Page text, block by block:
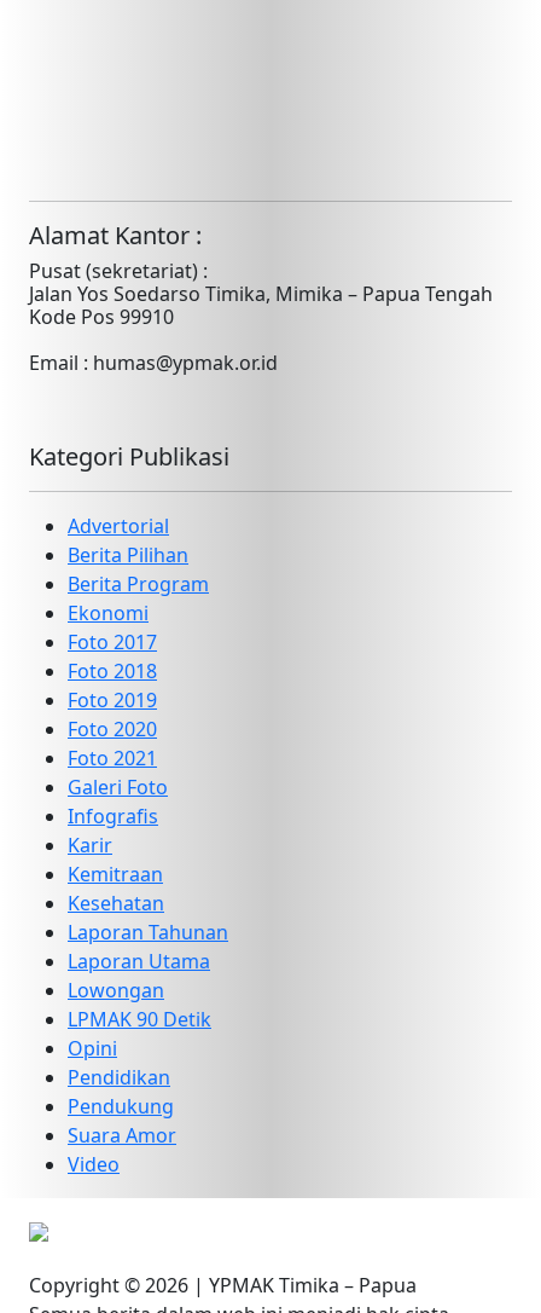
Alamat Kantor :
Pusat (sekretariat) :
Jalan Yos Soedarso Timika, Mimika – Papua Tengah
Kode Pos 99910
Email : humas@ypmak.or.id
Kategori Publikasi
Advertorial
Berita Pilihan
Berita Program
Ekonomi
Foto 2017
Foto 2018
Foto 2019
Foto 2020
Foto 2021
Galeri Foto
Infografis
Karir
Kemitraan
Kesehatan
Laporan Tahunan
Laporan Utama
Lowongan
LPMAK 90 Detik
Opini
Pendidikan
Pendukung
Suara Amor
Video
Copyright © 2026 | YPMAK Timika – Papua